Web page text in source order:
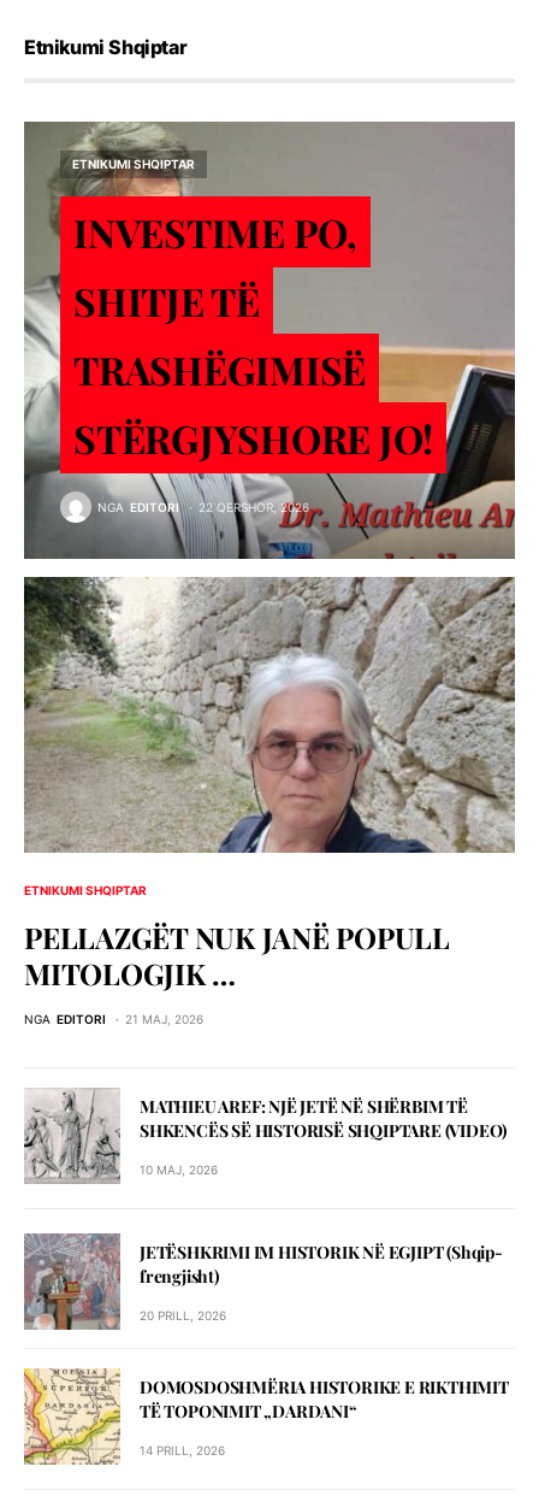
Etnikumi Shqiptar
ETNIKUMI SHQIPTAR
INVESTIME PO,
SHITJE TЁ
TRASHЁGIMISЁ
STЁRGJYSHORE JO!
NGA EDITORI 22 QERSHOR, 2026
ETNIKUMI SHQIPTAR
PELLAZGЁT NUK JANЁ POPULL
MITOLOGJIK …
NGA EDITORI 21 MAJ, 2026
MATHIEU AREF: NJЁ JETЁ NЁ SHЁRBIM TЁ
SHKENCЁS SЁ HISTORISЁ SHQIPTARE (VIDEO)
10 MAJ, 2026
JETЁSHKRIMI IM HISTORIK NЁ EGJIPT (Shqip-
frengjisht)
20 PRILL, 2026
DOMOSDOSHMЁRIA HISTORIKE E RIKTHIMIT
TЁ TOPONIMIT „DARDANI“
14 PRILL, 2026